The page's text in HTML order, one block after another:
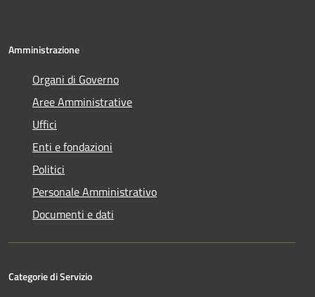
Amministrazione
Organi di Governo
Aree Amministrative
Uffici
Enti e fondazioni
Politici
Personale Amministrativo
Documenti e dati
Categorie di Servizio